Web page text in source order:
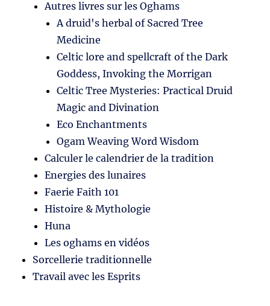
Autres livres sur les Oghams
A druid's herbal of Sacred Tree
Medicine
Celtic lore and spellcraft of the Dark
Goddess, Invoking the Morrigan
Celtic Tree Mysteries: Practical Druid
Magic and Divination
Eco Enchantments
Ogam Weaving Word Wisdom
Calculer le calendrier de la tradition
Energies des lunaires
Faerie Faith 101
Histoire & Mythologie
Huna
Les oghams en vidéos
Sorcellerie traditionnelle
Travail avec les Esprits